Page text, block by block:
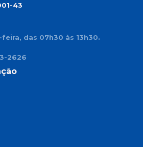
43
das 07h30 às 13h30.
2626